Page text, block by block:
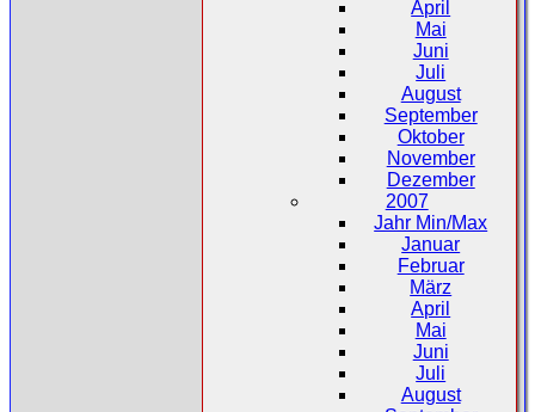
April
Mai
Juni
Juli
August
September
Oktober
November
Dezember
2007
Jahr Min/Max
Januar
Februar
März
April
Mai
Juni
Juli
August